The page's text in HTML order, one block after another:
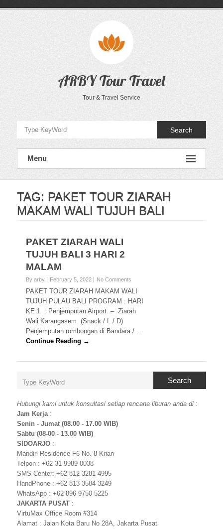
ARBY Tour Travel
Tour & Travel Service
Search
Menu
TAG: PAKET TOUR ZIARAH
MAKAM WALI TUJUH BALI
PAKET ZIARAH WALI
TUJUH BALI 3 HARI 2
MALAM
By arby February 5, 2022 No Comments
PAKET TOUR ZIARAH MAKAM WALI
TUJUH PULAU BALI PROGRAM : HARI
KE 1 : Penjemputan Airport – Ziarah
Wali Karangasem (Snack / L / D)
Penjemputan rombongan di Bandara / …
Continue Reading →
Search
Hubungi kami untuk konsultasi setiap rencana liburan anda di :
Jam Kerja:
Senin - Jumat (08.00 - 17.00 WIB)
Sabtu (08-00 - 13.00 WIB)
SIDOARJO :
Mandiri Residence F6 No. 8 Krian
Telpon : +62 31 9989 0038
SMS Center: +62 812 3281 4995
HandPhone : +62 813 3584 3249
WhatsApp : +62 896 9750 5225
JAKARTA PUSAT :
VirtuMax Office Room #314
Alamat : Jalan Kota Baru No 28A, Jakarta Pusat